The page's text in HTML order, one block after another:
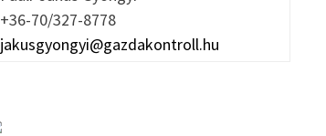
+36-70/327-8778
jakusgyongyi@gazdakontroll.hu